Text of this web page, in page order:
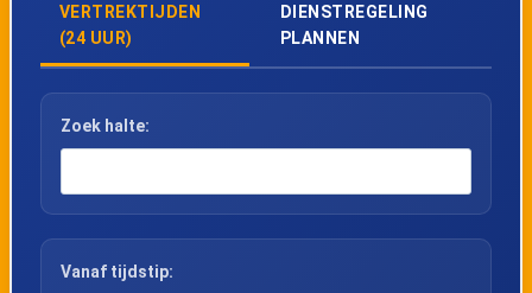
VERTREKTIJDEN
(24 UUR)
DIENSTREGELING
PLANNEN
Zoek halte:
Vanaf tijdstip: